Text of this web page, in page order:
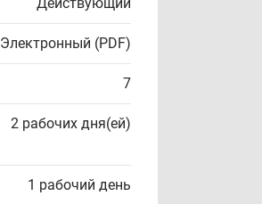
Электронный (PDF)
7
2 рабочих дня(ей)
1 рабочий день